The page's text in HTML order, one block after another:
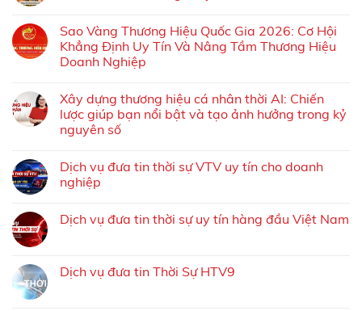
Sao Vàng Thương Hiệu Quốc Gia 2026: Cơ Hội
Khẳng Định Uy Tín Và Nâng Tầm Thương Hiệu
Doanh Nghiệp
Xây dựng thương hiệu cá nhân thời AI: Chiến
lược giúp bạn nổi bật và tạo ảnh hưởng trong kỷ
nguyên số
Dịch vụ đưa tin thời sự VTV uy tín cho doanh
nghiệp
Dịch vụ đưa tin thời sự uy tín hàng đầu Việt Nam
Dịch vụ đưa tin Thời Sự HTV9